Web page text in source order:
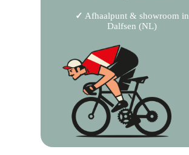
✓ Afhaalpunt & showroom in
Dalfsen (NL)